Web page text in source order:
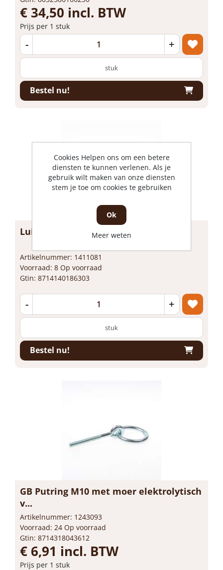
€ 34,50 incl. BTW
Prijs per 1 stuk
- +
stuk
Bestel nu!
Luikring 75 x 90mm
Artikelnummer: 1411081
Voorraad: 8 Op voorraad
Gtin: 8714140186303
- +
stuk
Bestel nu!
GB Putring M10 met moer elektrolytisch
v...
Artikelnummer: 1243093
Voorraad: 24 Op voorraad
Gtin: 8714318043612
€ 6,91 incl. BTW
Prijs per 1 stuk
Cookies Helpen ons om een betere
diensten te kunnen verlenen. Als je
gebruik wilt maken van onze diensten
stem je toe om cookies te gebruiken
Ok
Meer weten